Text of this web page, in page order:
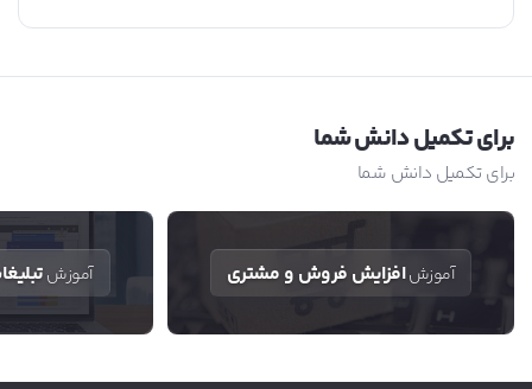
برای تکمیل دانش شما
برای تکمیل دانش شما
آموزشافزایش فروش و مشتری آموزش